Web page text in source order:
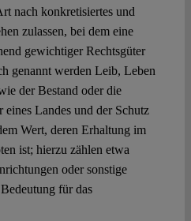
nach konkretisiertes und
zulassen, bei dem eine
gewichtiger Rechtsgüter
genannt werden Leib, Leben
der Bestand oder die
eines Landes und der Schutz
Wert, deren Erhaltung im
ist; hierzu zählen etwa
oder sonstige
für das